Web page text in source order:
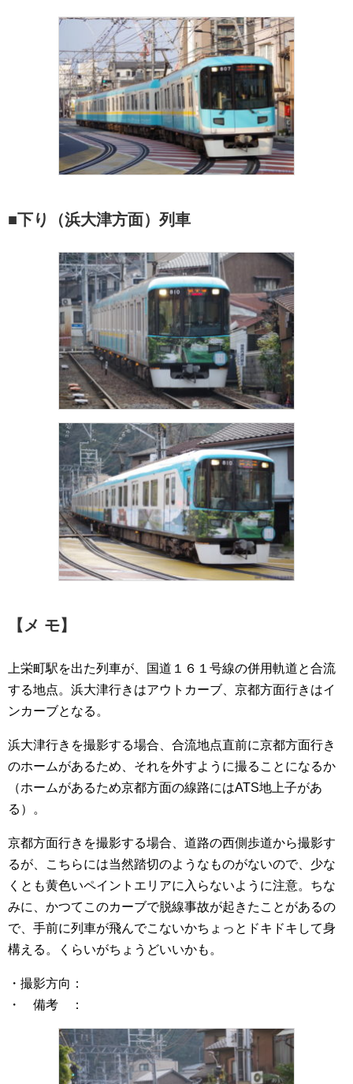
■下り（浜大津方面）列車
【メ モ】
上栄町駅を出た列車が、国道１６１号線の併用軌道と合流
する地点。浜大津行きはアウトカーブ、京都方面行きはイ
ンカーブとなる。
浜大津行きを撮影する場合、合流地点直前に京都方面行き
のホームがあるため、それを外すように撮ることになるか
（ホームがあるため京都方面の線路にはATS地上子があ
る）。
京都方面行きを撮影する場合、道路の西側歩道から撮影す
るが、こちらには当然踏切のようなものがないので、少な
くとも黄色いペイントエリアに入らないように注意。ちな
みに、かつてこのカーブで脱線事故が起きたことがあるの
で、手前に列車が飛んでこないかちょっとドキドキして身
構える。くらいがちょうどいいかも。
・撮影方向：
・ 備考 ：